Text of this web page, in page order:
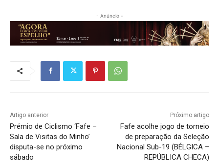
- Anúncio -
Artigo anterior
Prémio de Ciclismo ‘Fafe –
Sala de Visitas do Minho’
disputa-se no próximo
sábado
Próximo artigo
Fafe acolhe jogo de torneio
de preparação da Seleção
Nacional Sub-19 (BÉLGICA –
REPÚBLICA CHECA)